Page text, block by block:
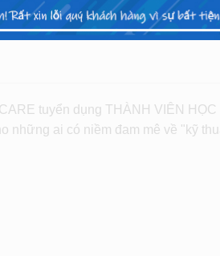
tuyển dụng THÀNH VIÊN HỌC
những ai có niềm đam mê về "kỹ